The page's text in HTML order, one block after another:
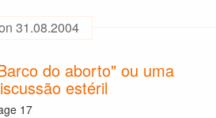
31.08.2004
do aborto" ou uma
estéril
17